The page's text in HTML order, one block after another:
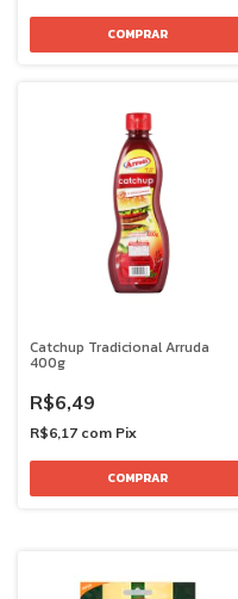
Catchup Tradicional Arruda
400g
R$6,49
R$6,17 com Pix